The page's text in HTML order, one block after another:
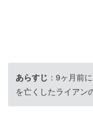
あらすじ ：9ヶ月前
を亡くしたライアン